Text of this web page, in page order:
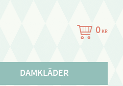
0 KR
DAMKLÄDER